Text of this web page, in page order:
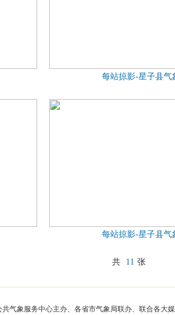
每站掠影-星子县气
每站掠影-星子县气
共 11 张
气象服务中心主办、各省市气象局联办、联合各大